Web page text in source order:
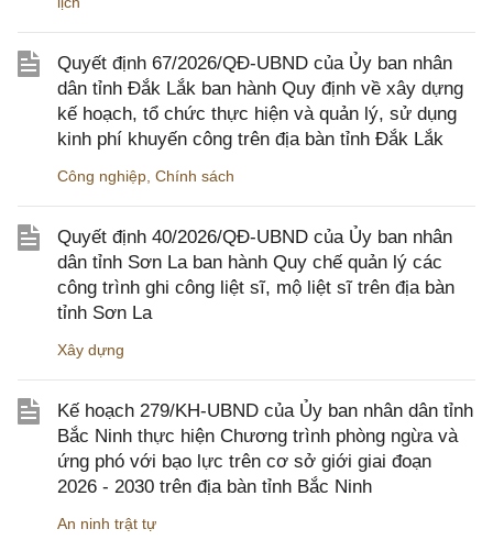
Quyết định 67/2026/QĐ-UBND của Ủy ban nhân
dân tỉnh Đắk Lắk ban hành Quy định về xây dựng
kế hoạch, tổ chức thực hiện và quản lý, sử dụng
kinh phí khuyến công trên địa bàn tỉnh Đắk Lắk
Công nghiệp Chính sách
Quyết định 40/2026/QĐ-UBND của Ủy ban nhân
dân tỉnh Sơn La ban hành Quy chế quản lý các
công trình ghi công liệt sĩ, mộ liệt sĩ trên địa bàn
tỉnh Sơn La
Xây dựng
Kế hoạch 279/KH-UBND của Ủy ban nhân dân tỉnh
Bắc Ninh thực hiện Chương trình phòng ngừa và
ứng phó với bạo lực trên cơ sở giới giai đoạn
2026 - 2030 trên địa bàn tỉnh Bắc Ninh
An ninh trật tự